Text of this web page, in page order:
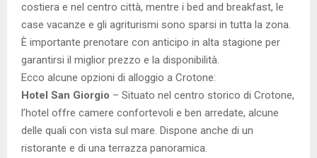
costiera e nel centro città, mentre i bed and breakfast, le
case vacanze e gli agriturismi sono sparsi in tutta la zona.
È importante prenotare con anticipo in alta stagione per
garantirsi il miglior prezzo e la disponibilità.
Ecco alcune opzioni di alloggio a Crotone:
Hotel San Giorgio – Situato nel centro storico di Crotone,
l’hotel offre camere confortevoli e ben arredate, alcune
delle quali con vista sul mare. Dispone anche di un
ristorante e di una terrazza panoramica.